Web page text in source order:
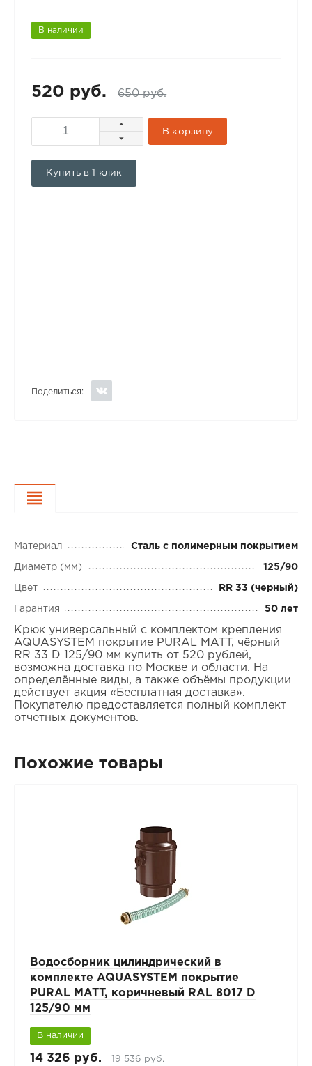
В наличии
520 руб. 650 руб.
В корзину
Купить в 1 клик
Поделиться:
Материал Сталь с полимерным покрытием
Диаметр (мм) 125/90
Цвет RR 33 (черный)
Гарантия 50 лет
Крюк универсальный с комплектом крепления
AQUASYSTEM покрытие PURAL MATT, чёрный
RR 33 D 125/90 мм купить от 520 рублей,
возможна доставка по Москве и области. На
определённые виды, а также объёмы продукции
действует акция «Бесплатная доставка».
Покупателю предоставляется полный комплект
отчетных документов.
Похожие товары
Водосборник цилиндрический в
комплекте AQUASYSTEM покрытие
PURAL MATT, коричневый RAL 8017 D
125/90 мм
В наличии
14 326 руб. 19 536 руб.